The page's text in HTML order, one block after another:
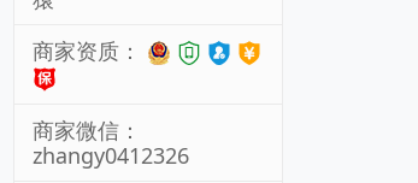
商家资质：
商家微信：
zhangy0412326